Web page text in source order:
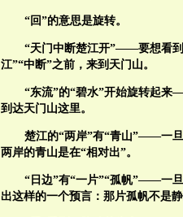
“回”的意思是旋转。
“天门中断楚江开”——要想看到
江”“中断”之前，来到天门山。
“东流”的“碧水”开始旋转起来
到达天门山这里。
楚江的“两岸”有“青山”——一
两岸的青山是在“相对出”。
“日边”有“一片”“孤帆”——一
出这样的一个预言：那片孤帆不是